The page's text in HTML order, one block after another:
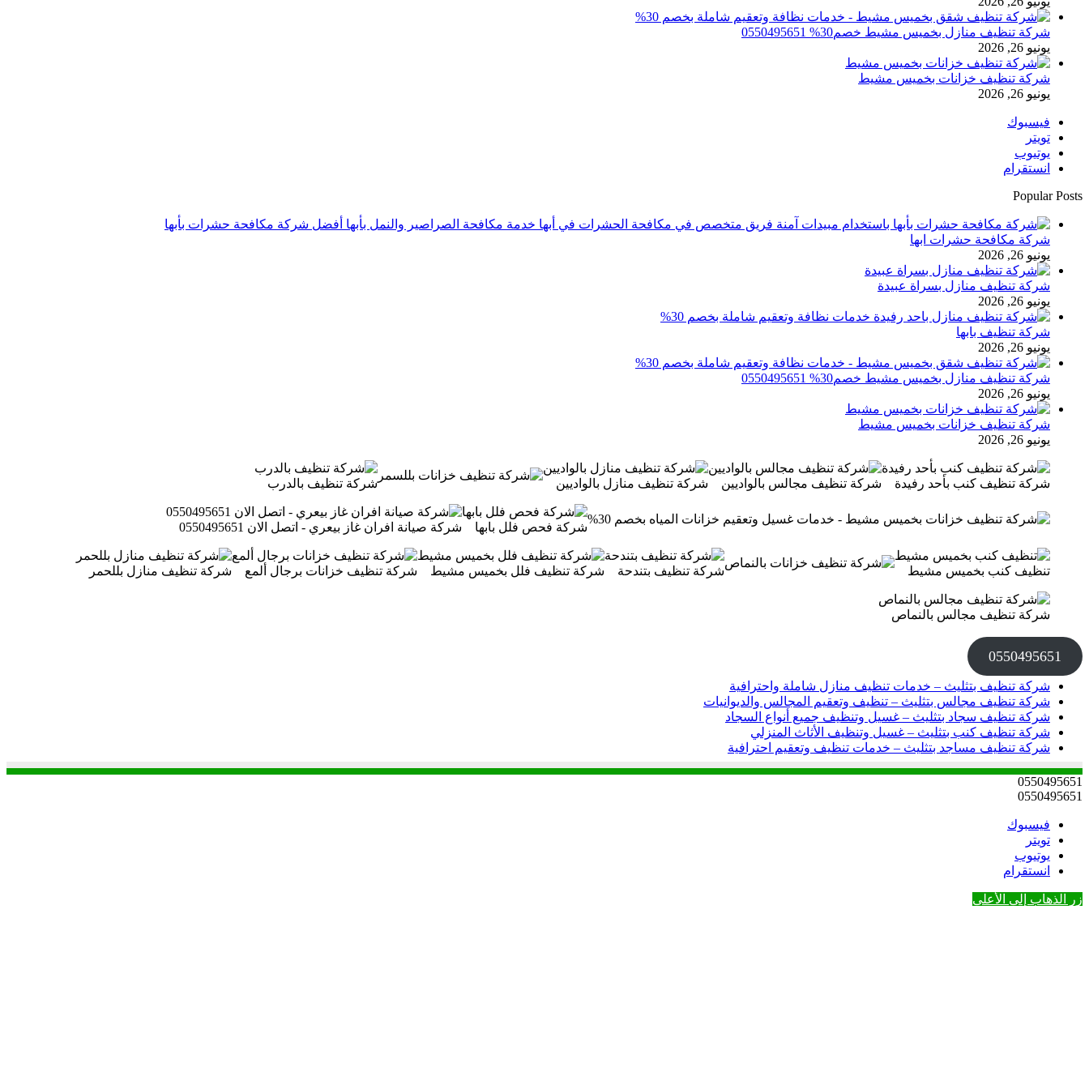
شركة تنظيف منازل بخميس مشيط خصم30% 0550495651
يونيو 26, 2026
شركة تنظيف خزانات بخميس مشيط
يونيو 26, 2026
فيسبوك
تويتر
يوتيوب
انستقرام
Popular Posts
شركة مكافحة حشرات ابها
يونيو 26, 2026
شركة تنظيف منازل بسراة عبيدة
يونيو 26, 2026
شركة تنظيف بابها
يونيو 26, 2026
شركة تنظيف منازل بخميس مشيط خصم30% 0550495651
يونيو 26, 2026
شركة تنظيف خزانات بخميس مشيط
يونيو 26, 2026
شركة تنظيف كنب بأحد رفيدة شركة تنظيف مجالس بالواديين شركة تنظيف منازل بالواديين شركة تنظيف بالدرب
شركة فحص فلل بابها شركة صيانة افران غاز بيعري - اتصل الان 0550495651
تنظيف كنب بخميس مشيط شركة تنظيف بتندحة شركة تنظيف فلل بخميس مشيط شركة تنظيف خزانات برجال ألمع شركة تنظيف منازل بللحمر
شركة تنظيف مجالس بالنماص
0550495651
شركة تنظيف بتثليث – خدمات تنظيف منازل شاملة واحترافية
شركة تنظيف مجالس بتثليث – تنظيف وتعقيم المجالس والديوانيات
شركة تنظيف سجاد بتثليث – غسيل وتنظيف جميع أنواع السجاد
شركة تنظيف كنب بتثليث – غسيل وتنظيف الأثاث المنزلي
شركة تنظيف مساجد بتثليث – خدمات تنظيف وتعقيم احترافية
0550495651
0550495651
فيسبوك
تويتر
يوتيوب
انستقرام
زر الذهاب إلى الأعلى